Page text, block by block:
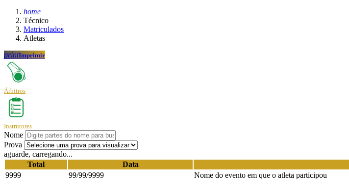
home
Técnico
Matriculados
Atletas
printImprimir
Árbitros
Instrutores
Nome
Prova
aguarde, carregando...
Total
Data
9999
99/99/9999 Nome do evento em que o atleta participou